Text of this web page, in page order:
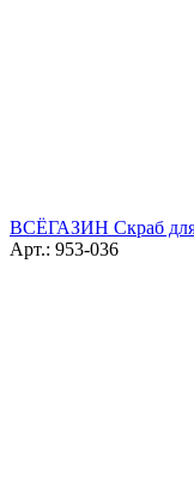
ВСЁГАЗИН Скраб для
Арт.: 953-036